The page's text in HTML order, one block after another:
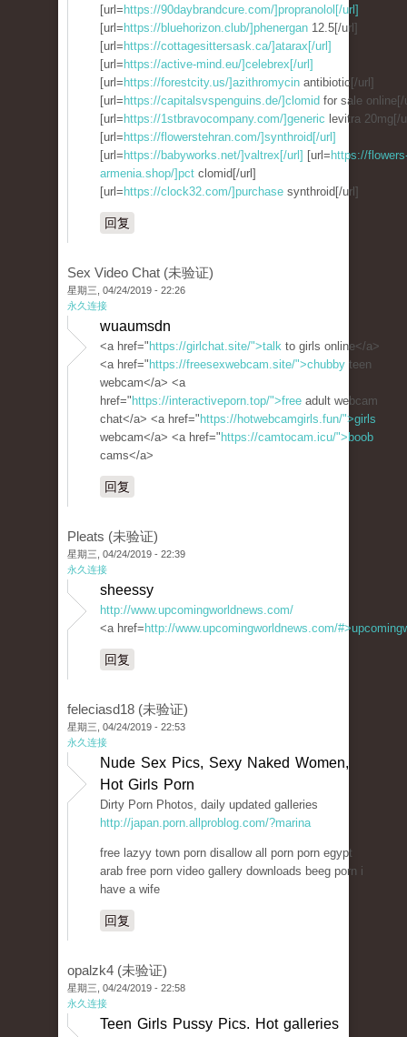
[url= https://90daybrandcure.com/]propranolol[/url]
[url= https://bluehorizon.club/]phenergan 12.5[/url]
[url= https://cottagesittersask.ca/]atarax[/url]
[url= https://active-mind.eu/]celebrex[/url]
[url= https://forestcity.us/]azithromycin antibiotic[/url]
[url= https://capitalsvspenguins.de/]clomid for sale online[/
[url= https://1stbravocompany.com/]generic levitra 20mg[/
[url= https://flowerstehran.com/]synthroid[/url]
[url= https://babyworks.net/]valtrex[/url] [url= https://
armenia.shop/]pct clomid[/url]
[url= https://clock32.com/]purchase synthroid[/url]
回复
Sex Video Chat (未验证)
星期三, 04/24/2019 - 22:26
永久连接
wuaumsdn
<a href=" https://girlchat.site/">talk to girls online</a>
<a href=" https://freesexwebcam.site/">chubby teen
webcam</a> <a
href=" https://interactiveporn.top/">free adult webcam
chat</a> <a href=" https://hotwebcamgirls.fun/">girls
webcam</a> <a href=" https://camtocam.icu/">boob
cams</a>
回复
Pleats (未验证)
星期三, 04/24/2019 - 22:39
永久连接
sheessy
http://www.upcomingworldnews.com/
<a href= http://www.upcomingworldnews.com/
回复
feleciasd18 (未验证)
星期三, 04/24/2019 - 22:53
永久连接
Nude Sex Pics, Sexy Naked Women,
Hot Girls Porn
Dirty Porn Photos, daily updated galleries
http://japan.porn.allproblog.com/?marina
free lazyy town porn disallow all porn porn egypt
arab free porn video gallery downloads beeg porn i
have a wife
回复
opalzk4 (未验证)
星期三, 04/24/2019 - 22:58
永久连接
Teen Girls Pussy Pics. Hot galleries